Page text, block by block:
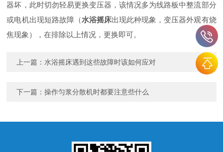
器坏，此时切勿轻易更换变压器，该情况多为线路板中整流部分
或电机出现短路故障（水浴摇床出现此种现象，变压器外观有烧
焦现象），在排除以上情况，更换即可。
上一篇： 水浴摇床遇到这些故障时该如何应对
下一篇：操作匀浆分散机时都要注意些什么